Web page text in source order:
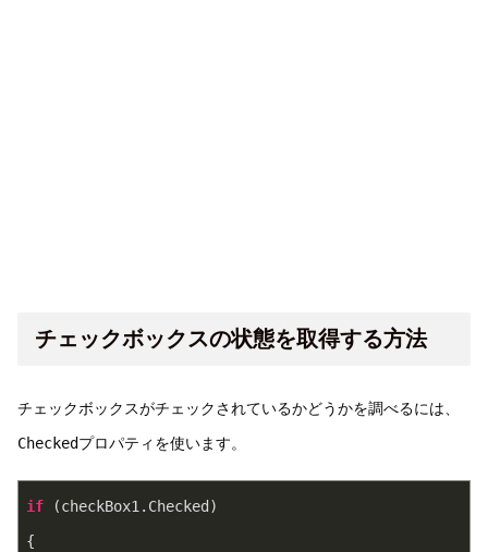
チェックボックスの状態を取得する方法
チェックボックスがチェックされているかどうかを調べるには、
Checkedプロパティを使います。
if (checkBox1.Checked)
{